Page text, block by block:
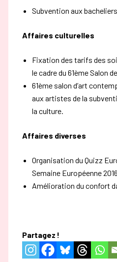
Subvention aux
Affaires culturelles
Fixation des tarifs des
le cadre du 61ème Salon
61ème salon d’art
aux artistes de la
la culture.
Affaires diverses
Organisation du Quizz
Semaine Européenne
Amélioration du confort
Partagez !